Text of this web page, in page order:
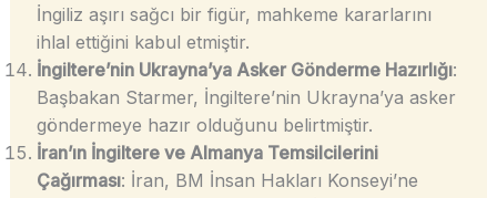
İngiliz aşırı sağcı bir figür, mahkeme kararlarını
ihlal ettiğini kabul etmiştir.
İngiltere’nin Ukrayna’ya Asker Gönderme Hazırlığı:
Başbakan Starmer, İngiltere’nin Ukrayna’ya asker
göndermeye hazır olduğunu belirtmiştir.
İran’ın İngiltere ve Almanya Temsilcilerini
Çağırması: İran, BM İnsan Hakları Konseyi’ne